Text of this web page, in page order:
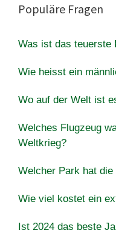
Populäre Fragen
Was ist das teuerste
Wie heisst ein
Wo auf der Welt ist
Welches Flugzeug
Weltkrieg?
Welcher Park hat
Wie viel kostet ein
Ist 2024 das beste